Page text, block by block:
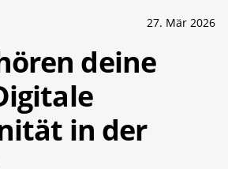
27. Mär 2026
deine
in der